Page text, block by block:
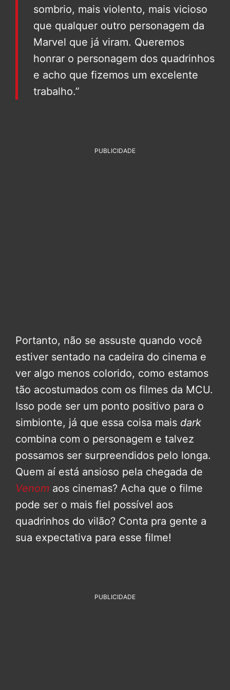
sombrio, mais violento, mais vicioso
que qualquer outro personagem da
Marvel que já viram. Queremos
honrar o personagem dos quadrinhos
e acho que fizemos um excelente
trabalho.”
PUBLICIDADE
Portanto, não se assuste quando você
estiver sentado na cadeira do cinema e
ver algo menos colorido, como estamos
tão acostumados com os filmes da MCU.
Isso pode ser um ponto positivo para o
simbionte, já que essa coisa mais dark
combina com o personagem e talvez
possamos ser surpreendidos pelo longa.
Quem aí está ansioso pela chegada de
Venom aos cinemas? Acha que o filme
pode ser o mais fiel possível aos
quadrinhos do vilão? Conta pra gente a
sua expectativa para esse filme!
PUBLICIDADE